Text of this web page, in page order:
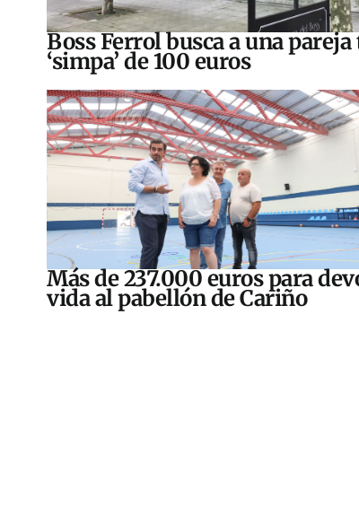
Boss Ferrol busca a una
‘simpa’ de 100 euros
Más de 237.000 euros para
vida al pabellón de Cariño